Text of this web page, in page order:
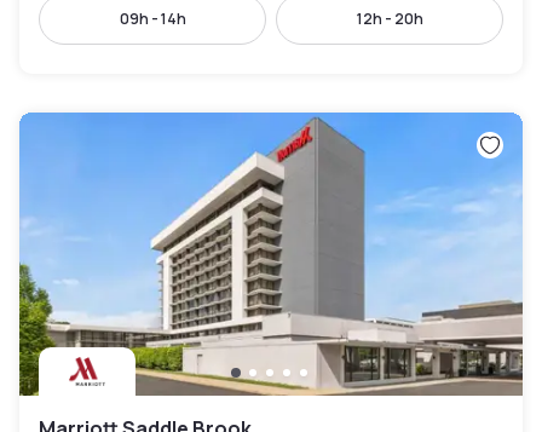
09h - 14h 12h - 20h